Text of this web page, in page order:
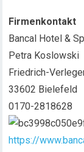
Firmenkontakt
Bancal Hotel &
Petra Koslowski
Friedrich-
33602 Bielefeld
0170-2818628
https://